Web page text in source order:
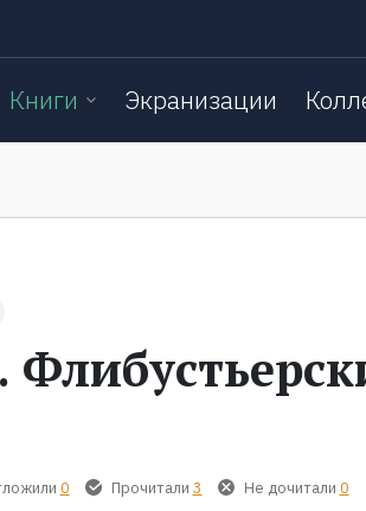
Книги Экранизации
0 Прочитали 3 Не дочитали 0